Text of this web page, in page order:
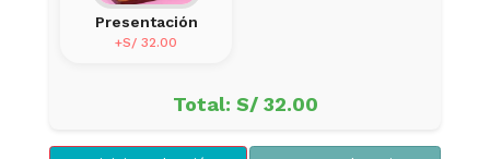
Presentación
+S/ 32.00
Total: S/ 32.00